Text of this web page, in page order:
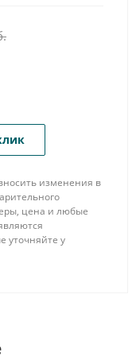
изменения в
цена и любые
уточняйте у